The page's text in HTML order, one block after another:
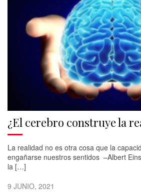
¿El cerebro construye la
La realidad no es otra cosa que la
engañarse nuestros sentidos –Albert
la […]
9 JUNIO, 2021